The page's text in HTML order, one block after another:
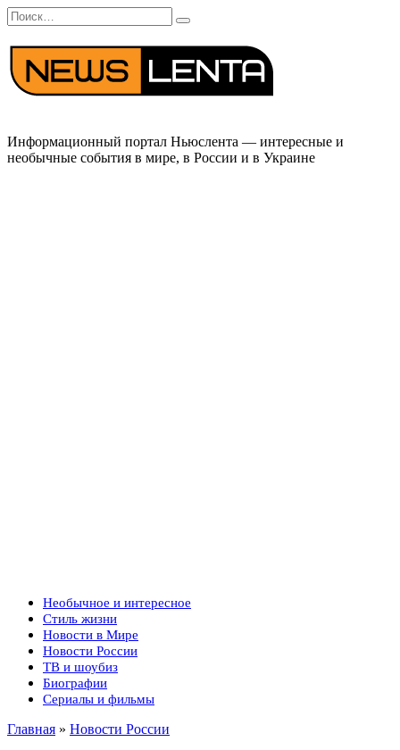
Перейти
к
содержанию
Search
for:
Информационный портал Ньюслента — интересные и
необычные события в мире, в России и в Украине
Необычное и интересное
Стиль жизни
Новости в Мире
Новости России
ТВ и шоубиз
Биографии
Сериалы и фильмы
Главная » Новости России